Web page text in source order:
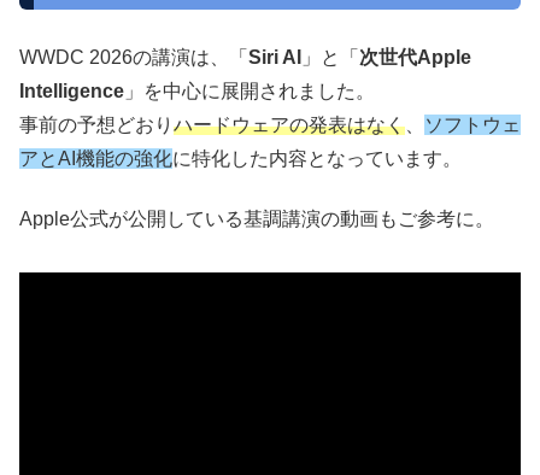
WWDC 2026の講演は、「 Siri AI 」と「 次世代Apple
Intelligence 」を中心に展開されました。
事前の予想どおり ハードウェアの発表はなく
ソフトウェ
アとAI機能の強化に特化した内容となっています。
Apple公式が公開している基調講演の動画もご参考に。